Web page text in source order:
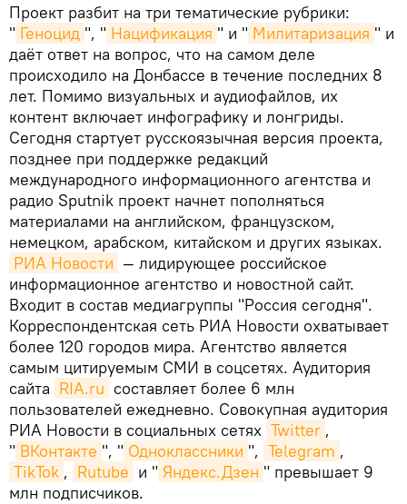
Проект разбит на три тематические рубрики:
" Геноцид ", " Нацификация " и " Милитаризация " и
даёт ответ на вопрос, что на самом деле
происходило на Донбассе в течение последних 8
лет. Помимо визуальных и аудиофайлов, их
контент включает инфографику и лонгриды.
Сегодня стартует русскоязычная версия проекта,
позднее при поддержке редакций
международного информационного агентства и
радио Sputnik проект начнет пополняться
материалами на английском, французском,
немецком, арабском, китайском и других языках.
РИА Новости — лидирующее российское
информационное агентство и новостной сайт.
Входит в состав медиагруппы "Россия сегодня".
Корреспондентская сеть РИА Новости охватывает
более 120 городов мира. Агентство является
самым цитируемым СМИ в соцсетях. Аудитория
сайта RIA.ru составляет более 6 млн
пользователей ежедневно. Совокупная аудитория
РИА Новости в социальных сетях Twitter ,
" ВКонтакте ", " Одноклассники ", Telegram ,
TikTok , Rutube и " Яндекс.Дзен " превышает 9
млн подписчиков.